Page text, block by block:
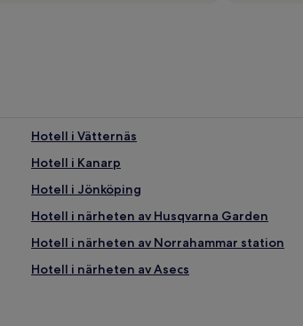
Hotell i Vätternäs
Hotell i Kanarp
Hotell i Jönköping
Hotell i närheten av Husqvarna Garden
Hotell i närheten av Norrahammar station
Hotell i närheten av Asecs